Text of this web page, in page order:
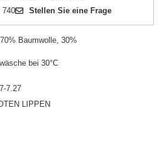
740 Stellen Sie eine Frage
Baumwolle, 30%
bei 30°C
7.27
LIPPEN